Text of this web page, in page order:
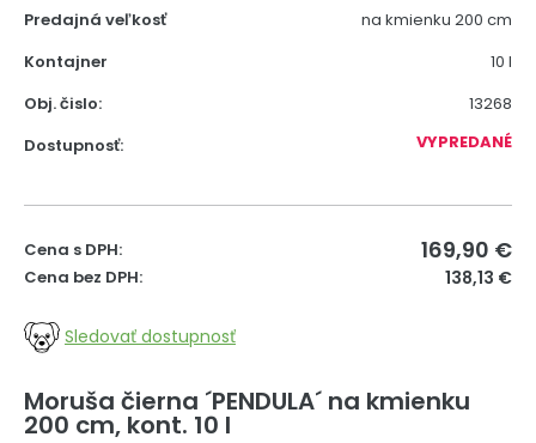
Predajná veľkosť
na kmienku 200 cm
Kontajner
10 l
Obj. čislo:
13268
Dostupnosť:
VYPREDANÉ
Cena s DPH: 169,90 €
Cena bez DPH: 138,13 €
Sledovať dostupnosť
Moruša čierna ´PENDULA´ na kmienku
200 cm, kont. 10 l